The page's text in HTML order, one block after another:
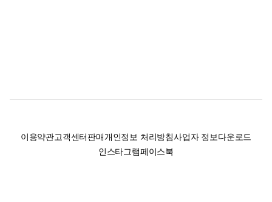
이용약관고객센터판매개인정보 처리방침사업자 정보다운로드
인스타그램페이스북